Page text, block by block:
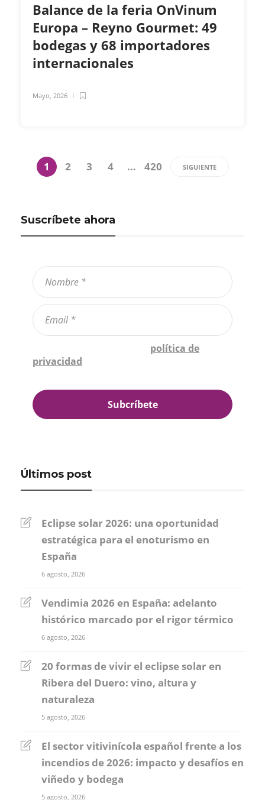
Balance de la feria OnVinum
Europa – Reyno Gourmet: 49
bodegas y 68 importadores
internacionales
Mayo, 2026
1 2 3 4 … 420 SIGUIENTE
Suscríbete ahora
política de
privacidad
Últimos post
Eclipse solar 2026: una oportunidad
estratégica para el enoturismo en
España
6 agosto, 2026
Vendimia 2026 en España: adelanto
histórico marcado por el rigor térmico
6 agosto, 2026
20 formas de vivir el eclipse solar en
Ribera del Duero: vino, altura y
naturaleza
5 agosto, 2026
El sector vitivinícola español frente a los
incendios de 2026: impacto y desafíos en
viñedo y bodega
5 agosto, 2026